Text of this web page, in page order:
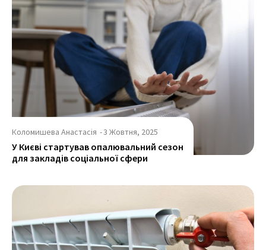
Коломишева Анастасія -3 Жовтня, 2025
У Києві стартував опалювальний сезон
для закладів соціальної сфери